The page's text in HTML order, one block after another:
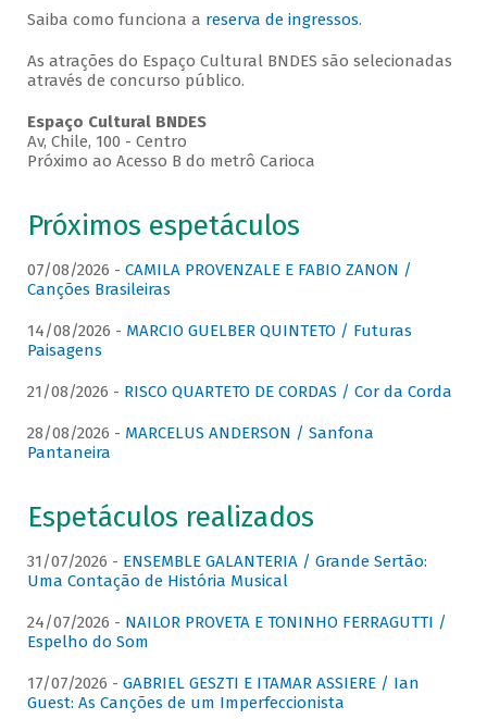
Saiba como funciona a reserva de ingressos.
As atrações do Espaço Cultural BNDES são selecionadas
através de concurso público.
Espaço Cultural BNDES
Av, Chile, 100 - Centro
Próximo ao Acesso B do metrô Carioca
Próximos espetáculos
07/08/2026 - CAMILA PROVENZALE E FABIO ZANON /
Canções Brasileiras
14/08/2026 - MARCIO GUELBER QUINTETO / Futuras
Paisagens
21/08/2026 - RISCO QUARTETO DE CORDAS / Cor da Corda
28/08/2026 - MARCELUS ANDERSON / Sanfona
Pantaneira
Espetáculos realizados
31/07/2026 - ENSEMBLE GALANTERIA / Grande Sertão:
Uma Contação de História Musical
24/07/2026 - NAILOR PROVETA E TONINHO FERRAGUTTI /
Espelho do Som
17/07/2026 - GABRIEL GESZTI E ITAMAR ASSIERE / Ian
Guest: As Canções de um Imperfeccionista